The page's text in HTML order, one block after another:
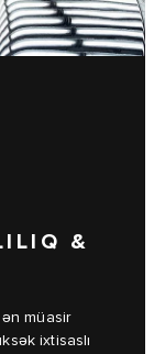
&
müasir
ixtisaslı